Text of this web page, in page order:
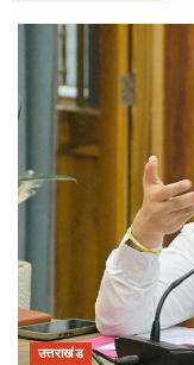
उत्तराखंड